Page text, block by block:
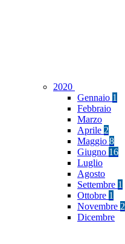
2020
Gennaio 1
Febbraio
Marzo
Aprile 2
Maggio 8
Giugno 16
Luglio
Agosto
Settembre 1
Ottobre 1
Novembre 2
Dicembre